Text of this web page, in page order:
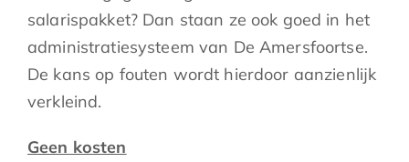
salarispakket? Dan staan ze ook goed in het
administratiesysteem van De Amersfoortse.
De kans op fouten wordt hierdoor aanzienlijk
verkleind.
Geen kosten